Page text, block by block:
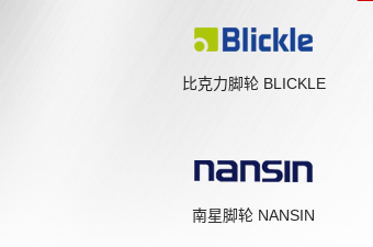
比克力脚轮 BLICKLE
南星脚轮 NANSIN